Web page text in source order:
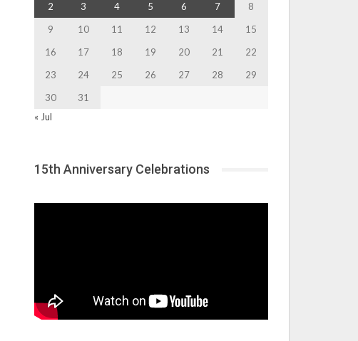
2
3 4 5 6 7
8
9
10 11 12 13 14
15
16
17 18 19 20 21
22
23
24 25 26 27 28
29
30
31
« Jul
15th Anniversary Celebrations